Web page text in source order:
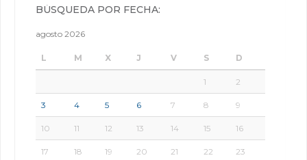
BÚSQUEDA POR FECHA:
agosto 2026
L M X J V S D
1 2
3 4 5 6 7 8 9
10 11 12 13 14 15 16
17 18 19 20 21 22 23